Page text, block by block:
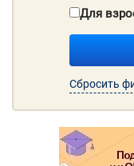
Для
Сбросить